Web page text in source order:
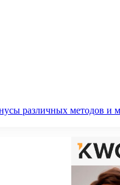
различных методов и